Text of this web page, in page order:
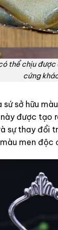
thể chịu
cứng
sở hữu
được tạo
sự thay đổi
men độc